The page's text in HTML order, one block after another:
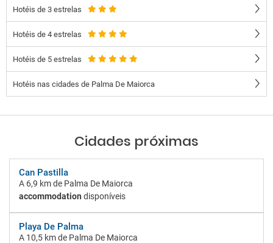
Hotéis de 3 estrelas
Hotéis de 4 estrelas
Hotéis de 5 estrelas
Hotéis nas cidades de Palma De Maiorca
Cidades próximas
Can Pastilla
A 6,9 kmde Palma De Maiorca
accommodation disponíveis
Playa De Palma
A 10,5 kmde Palma De Maiorca